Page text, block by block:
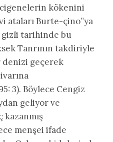
kökenini
ataları Burte-çino”ya
gizli tarihinde bu
Tanrının takdiriyle
denizi geçerek
3). Böylece Cengiz
geliyor ve
menşei ifade